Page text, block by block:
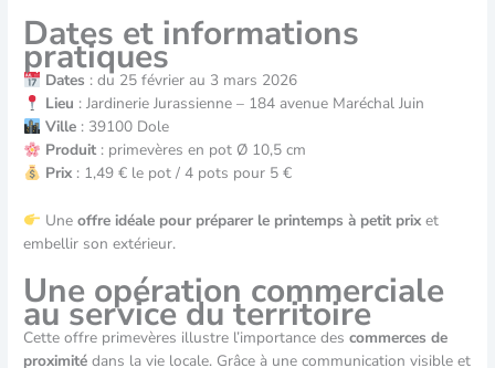
Dates et informations
pratiques
Dates : du 25 février au 3 mars 2026
Lieu : Jardinerie Jurassienne – 184 avenue Maréchal Juin
Ville: 39100 Dole
Produit: primevères en pot Ø 10,5 cm
Prix: 1,49 € le pot / 4 pots pour 5 €
Une offre idéale pour préparer le printemps à petit prixet
embellir son extérieur.
Une opération commerciale
au service du territoire
Cette offre primevères illustre l’importance descommerces de
proximité dans la vie locale. Grâce à une communication visible et